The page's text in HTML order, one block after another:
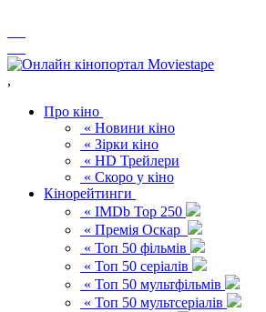
,
Про кіно
« Новини кіно
« Зірки кіно
« HD Трейлери
« Скоро у кіно
Кінорейтинги
« IMDb Top 250
« Премія Оскар
« Топ 50 фільмів
« Топ 50 серіалів
« Топ 50 мультфільмів
« Топ 50 мультсеріалів